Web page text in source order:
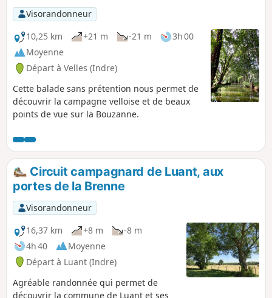
Visorandonneur
10,25 km
+21 m -21 m
3h 00
Moyenne
Départ à Velles (Indre)
Cette balade sans prétention nous permet de
découvrir la campagne velloise et de beaux
points de vue sur la Bouzanne.
Circuit campagnard de Luant, aux
portes de la Brenne
Visorandonneur
16,37 km
+8 m
-8 m
4h 40
Moyenne
Départ à Luant (Indre)
Agréable randonnée qui permet de
découvrir la commune de Luant et ses